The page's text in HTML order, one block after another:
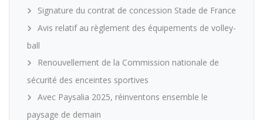
Signature du contrat de concession Stade de France
Avis relatif au règlement des équipements de volley-
ball
Renouvellement de la Commission nationale de
sécurité des enceintes sportives
Avec Paysalia 2025, réinventons ensemble le
paysage de demain